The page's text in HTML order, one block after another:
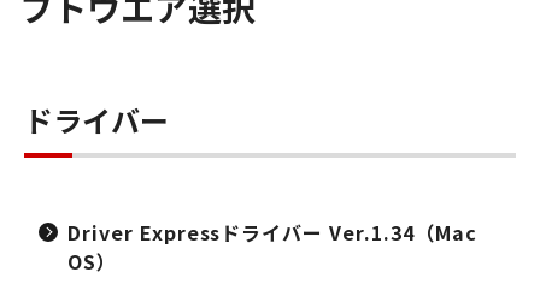
ドライバー
Driver Expressドライバー Ver.1.34（Mac
OS）